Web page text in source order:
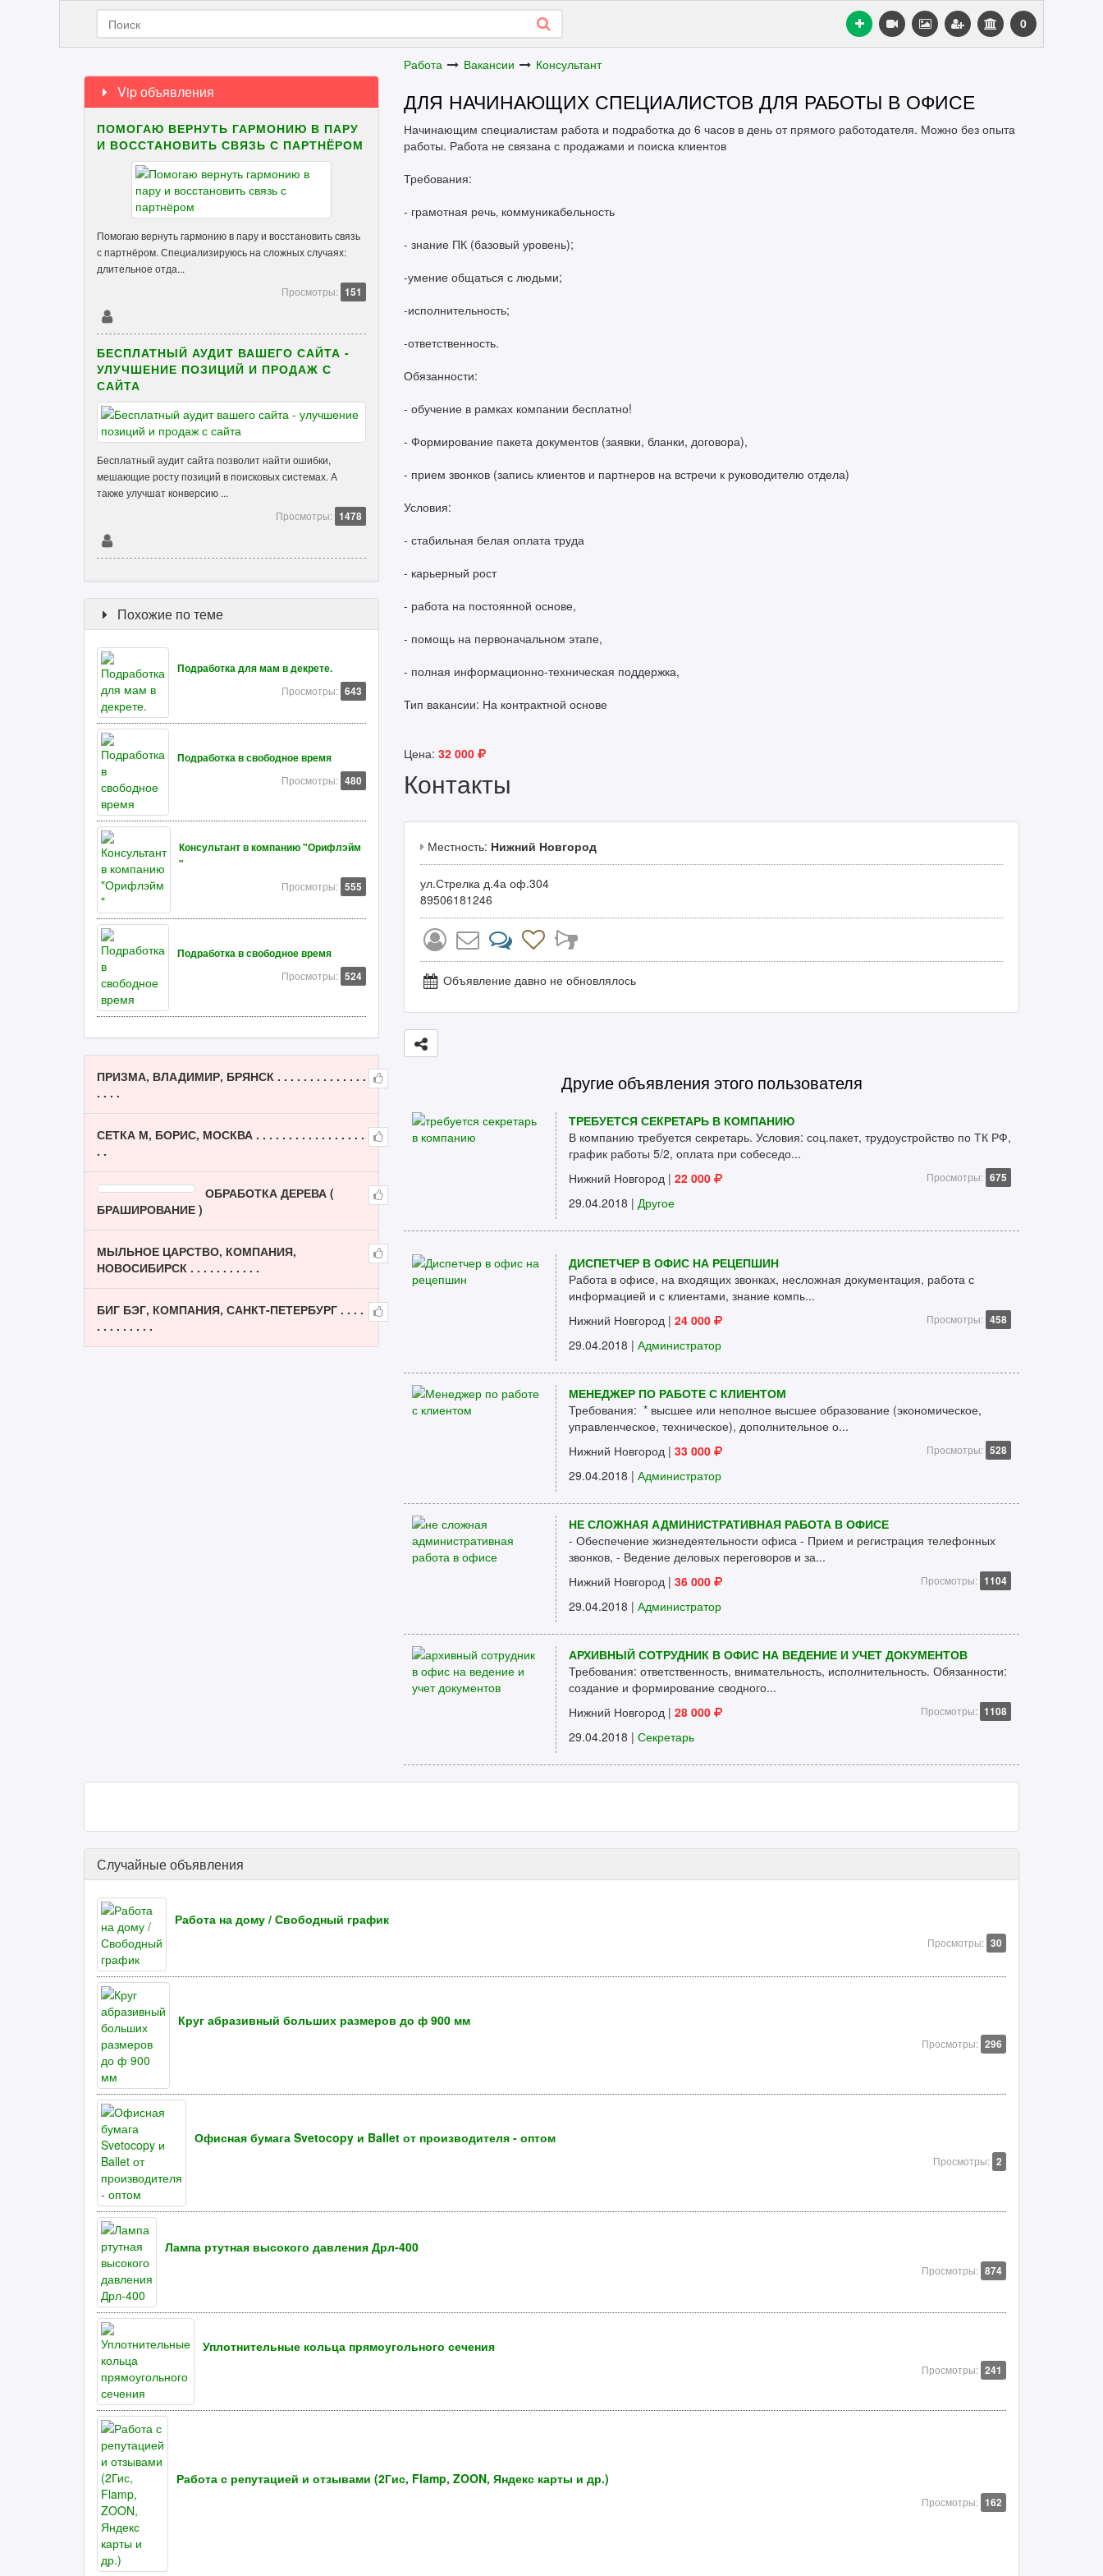
0
Работа Вакансии Консультант
ДЛЯ НАЧИНАЮЩИХ СПЕЦИАЛИСТОВ ДЛЯ РАБОТЫ В ОФИСЕ
Начинающим специалистам работа и подработка до 6 часов в день от прямого работодателя. Можно без опыта
работы. Работа не связана с продажами и поиска клиентов
Требования:
- грамотная речь‚ коммуникабельность
- знание ПК (базовый уровень);
-умение общаться с людьми;
-исполнительность;
-ответственность.
Обязанности:
- обучение в рамках компании бесплатно!
- Формирование пакета документов (заявки, бланки, договора),
- прием звонков (запись клиентов и партнеров на встречи к руководителю отдела)
Условия:
- стабильная белая оплата труда
- карьерный рост
- работа на постоянной основе,
- помощь на первоначальном этапе,
- полная информационно-техническая поддержка,
Тип вакансии: На контрактной основе
Цена: 32 000
Контакты
Местность: Нижний Новгород
ул.Стрелка д.4а оф.304
89506181246
Объявление давно не обновлялось
Другие объявления этого пользователя
ТРЕБУЕТСЯ СЕКРЕТАРЬ В КОМПАНИЮ
В компанию требуется секретарь. Условия: соц.пакет, трудоустройство по ТК РФ,
график работы 5/2, оплата при собеседо...
Нижний Новгород | 22 000 Просмотры: 675
29.04.2018 | Другое
ДИСПЕТЧЕР В ОФИС НА РЕЦЕПШИН
Работа в офисе, на входящих звонках, несложная документация, работа с
информацией и с клиентами, знание компь...
Нижний Новгород | 24 000 Просмотры: 458
29.04.2018 | Администратор
МЕНЕДЖЕР ПО РАБОТЕ С КЛИЕНТОМ
Требования: * высшее или неполное высшее образование (экономическое,
управленческое, техническое), дополнительное о...
Нижний Новгород | 33 000 Просмотры: 528
29.04.2018 | Администратор
НЕ СЛОЖНАЯ АДМИНИСТРАТИВНАЯ РАБОТА В ОФИСЕ
- Обеспечение жизнедеятельности офиса - Прием и регистрация телефонных
звонков, - Ведение деловых переговоров и за...
Нижний Новгород | 36 000 Просмотры: 1104
29.04.2018 | Администратор
АРХИВНЫЙ СОТРУДНИК В ОФИС НА ВЕДЕНИЕ И УЧЕТ ДОКУМЕНТОВ
Требования: ответственность, внимательность, исполнительность. Обязанности:
создание и формирование сводного...
Нижний Новгород | 28 000 Просмотры: 1108
29.04.2018 | Секретарь
Vip объявления
ПОМОГАЮ ВЕРНУТЬ ГАРМОНИЮ В ПАРУ
И ВОССТАНОВИТЬ СВЯЗЬ С ПАРТНЁРОМ
Помогаю вернуть гармонию в пару и восстановить связь
с партнёром. Специализируюсь на сложных случаях:
длительное отда...
Просмотры: 151
БЕСПЛАТНЫЙ АУДИТ ВАШЕГО САЙТА -
УЛУЧШЕНИЕ ПОЗИЦИЙ И ПРОДАЖ С
САЙТА
Бесплатный аудит сайта позволит найти ошибки,
мешающие росту позиций в поисковых системах. А
также улучшат конверсию ...
Просмотры: 1478
Похожие по теме
Подработка для мам в декрете.
Просмотры: 643
Подработка в свободное время
Просмотры: 480
Консультант в компанию "Орифлэйм
"
Просмотры: 555
Подработка в свободное время
Просмотры: 524
ПРИЗМА, ВЛАДИМИР, БРЯНСК . . . . . . . . . . . . . .
. . . .
СЕТКА М, БОРИС, МОСКВА . . . . . . . . . . . . . . . . .
. .
ОБРАБОТКА ДЕРЕВА (
БРАШИРОВАНИЕ )
МЫЛЬНОЕ ЦАРСТВО, КОМПАНИЯ,
НОВОСИБИРСК . . . . . . . . . . .
БИГ БЭГ, КОМПАНИЯ, САНКТ-ПЕТЕРБУРГ . . . .
. . . . . . . . .
Случайные объявления
Работа на дому / Свободный график
Просмотры: 30
Круг абразивный больших размеров до ф 900 мм
Просмотры: 296
Офисная бумага Svetocopy и Ballet от производителя - оптом
Просмотры: 2
Лампа ртутная высокого давления Дрл-400
Просмотры: 874
Уплотнительные кольца прямоугольного сечения
Просмотры: 241
Работа с репутацией и отзывами (2Гис, Flamp, ZOON, Яндекс карты и др.)
Просмотры: 162